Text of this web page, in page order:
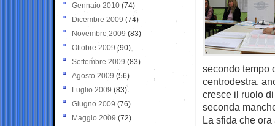
secondo tempo
centrodestra,
cresce il ruolo
seconda
La sfida che
Gennaio 2010 (74)
Dicembre 2009 (74)
Novembre 2009 (83)
Ottobre 2009 (90)
Settembre 2009 (83)
Agosto 2009 (56)
Luglio 2009 (83)
Giugno 2009 (76)
Maggio 2009 (72)